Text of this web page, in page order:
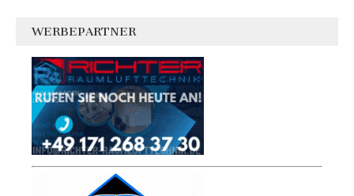
WERBEPARTNER